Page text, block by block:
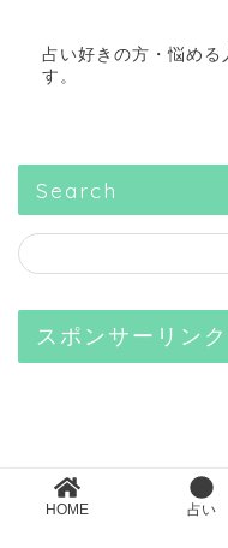
占い好きの方・悩め
す。
Search
スポンサーリンク
HOME 占い